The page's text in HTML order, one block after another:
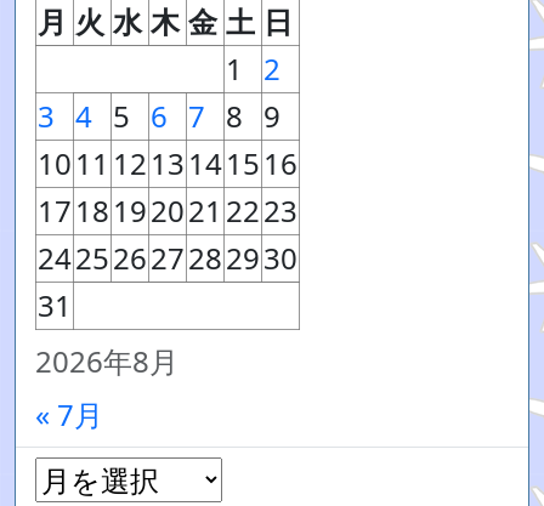
2026年8月
月 火 水 木 金 土 日
1
2
3 4 5 6 7 8 9
1011 1213141516
1718192021 2223
24252627282930
31
« 7月